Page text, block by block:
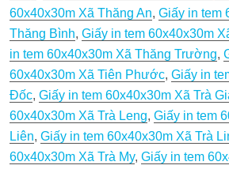
60x40x30m Xã Thăng An, Giấy in tem
Thăng Bình, Giấy in tem 60x40x30m
in tem 60x40x30m Xã Thăng Trường,
60x40x30m Xã Tiên Phước, Giấy in
Đốc, Giấy in tem 60x40x30m Xã Trà
60x40x30m Xã Trà Leng, Giấy in tem
Liên, Giấy in tem 60x40x30m Xã Trà
60x40x30m Xã Trà My, Giấy in tem